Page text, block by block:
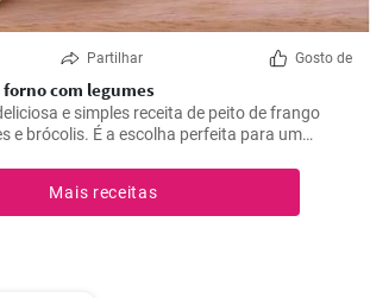
Partilhar Gosto de
com legumes
e simples receita de peito de frango
e brócolis. É a escolha perfeita para um
Mais receitas